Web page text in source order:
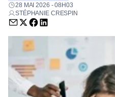
28 MAI 2026 - 08H03
STÉPHANIE CRESPIN
Envoyer par email (nouvelle
Partager sur Twitter
Partager sur
Partager sur